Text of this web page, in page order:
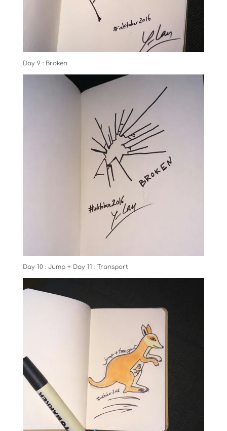
Day 9 : Broken
Day 10 : Jump + Day 11 : Transport